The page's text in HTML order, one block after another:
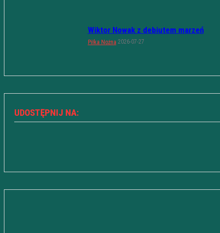
Wiktor Nowak z debiutem marzeń
Piłka Nożna 2026-07-27
UDOSTĘPNIJ NA: